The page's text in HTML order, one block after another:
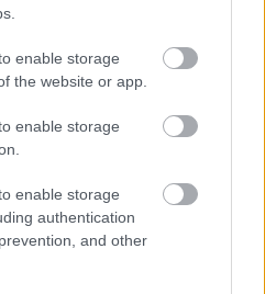
enable storage
the website or app.
enable storage
enable storage
authentication
and other
14:00
Stallone életéről is
Netflix, hangulatos a
| 2023.10.19 10:33
Szupercella